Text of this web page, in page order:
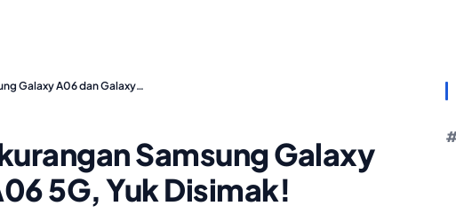
Galaxy A06 dan Galaxy…
Samsung Galaxy
5G, Yuk Disimak!